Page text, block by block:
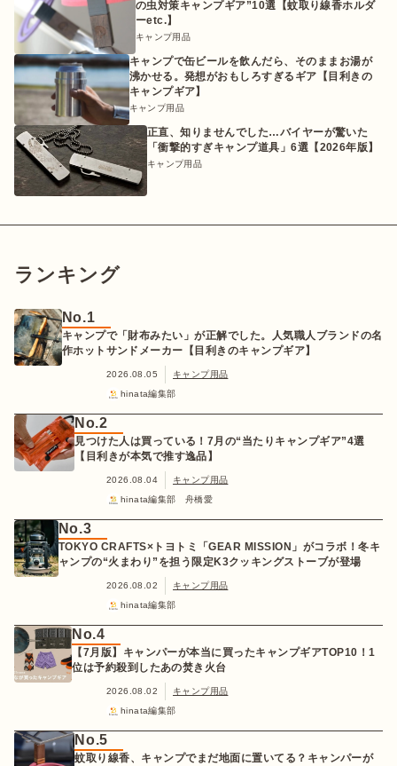
の虫対策キャンプギア”10選【蚊取り線香ホルダ
ーetc.】
キャンプ用品
キャンプで缶ビールを飲んだら、そのままお湯が
沸かせる。発想がおもしろすぎるギア【目利きの
キャンプギア】
キャンプ用品
正直、知りませんでした…バイヤーが驚いた
「衝撃的すぎキャンプ道具」6選【2026年版】
キャンプ用品
ランキング
No.1
キャンプで「財布みたい」が正解でした。人気職人ブランドの名
作ホットサンドメーカー【目利きのキャンプギア】
2026.08.05
キャンプ用品
hinata編集部
No.2
見つけた人は買っている！7月の“当たりキャンプギア”4選
【目利きが本気で推す逸品】
2026.08.04
キャンプ用品
hinata編集部 舟橋愛
No.3
TOKYO CRAFTS×トヨトミ「GEAR MISSION」がコラボ！冬キ
ャンプの“火まわり”を担う限定K3クッキングストーブが登場
2026.08.02
キャンプ用品
hinata編集部
No.4
【7月版】キャンパーが本当に買ったキャンプギアTOP10！1
位は予約殺到したあの焚き火台
2026.08.02
キャンプ用品
hinata編集部
No.5
蚊取り線香、キャンプでまだ地面に置いてる？キャンパーが